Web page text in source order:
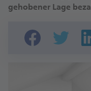
gehobener Lage